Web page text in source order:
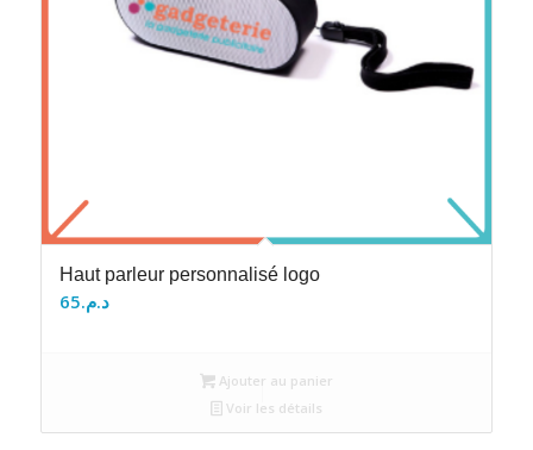
Haut parleur personnalisé logo
د.م.65
Ajouter au panier
Voir les détails